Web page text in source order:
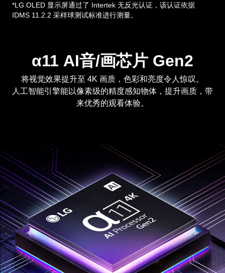
*LG OLED 显示屏通过了 Intertek 无反光认证，该认证依据
IDMS 11.2.2 采样球测试标准进行测量。
α11 AI音/画芯片 Gen2
将视觉效果提升至 4K 画质，色彩和亮度令人惊叹。
人工智能引擎能以像素级的精度感知物体，提升画质，带
来优秀的观看体验。